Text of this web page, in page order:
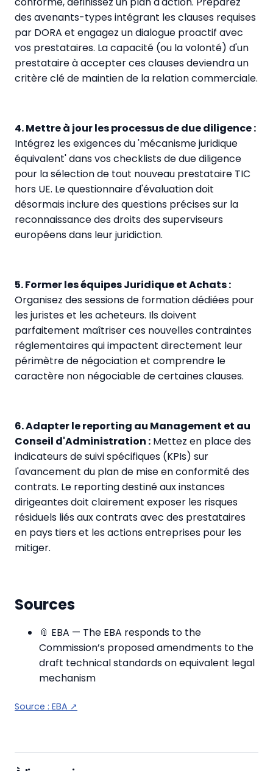
des avenants-types intégrant les clauses requises
par DORA et engagez un dialogue proactif avec
vos prestataires. La capacité (ou la volonté) d'un
prestataire à accepter ces clauses deviendra un
critère clé de maintien de la relation commerciale.
4. Mettre à jour les processus de due diligence :
Intégrez les exigences du 'mécanisme juridique
équivalent' dans vos checklists de due diligence
pour la sélection de tout nouveau prestataire TIC
hors UE. Le questionnaire d'évaluation doit
désormais inclure des questions précises sur la
reconnaissance des droits des superviseurs
européens dans leur juridiction.
5. Former les équipes Juridique et Achats :
Organisez des sessions de formation dédiées pour
les juristes et les acheteurs. Ils doivent
parfaitement maîtriser ces nouvelles contraintes
réglementaires qui impactent directement leur
périmètre de négociation et comprendre le
caractère non négociable de certaines clauses.
6. Adapter le reporting au Management et au
Conseil d'Administration : Mettez en place des
indicateurs de suivi spécifiques (KPIs) sur
l'avancement du plan de mise en conformité des
contrats. Le reporting destiné aux instances
dirigeantes doit clairement exposer les risques
résiduels liés aux contrats avec des prestataires
en pays tiers et les actions entreprises pour les
mitiger.
Sources
📎 EBA — The EBA responds to the
Commission’s proposed amendments to the
draft technical standards on equivalent legal
mechanism
Source : EBA ↗